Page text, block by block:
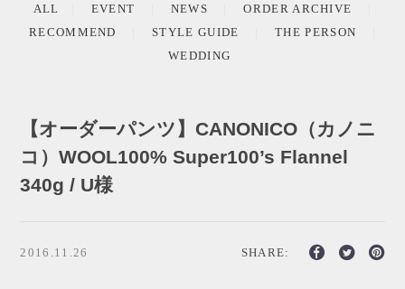
ALL EVENT NEWS
ORDER ARCHIVE
RECOMMEND
STYLE GUIDE
THE PERSON
WEDDING
【オーダーパンツ】CANONICO（カノニ
コ）WOOL100% Super100’s Flannel
340g / U様
2016.11.26 SHARE: